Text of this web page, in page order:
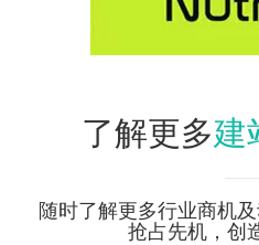
了解更多建
随时了解更多行业商机
抢占先机，创